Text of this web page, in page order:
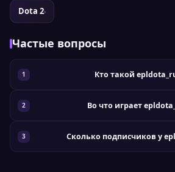
Dota 2›
Частые вопросы
Кто такой
Во что играет
Сколько подписчиков у